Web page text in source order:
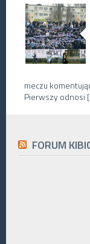
meczu
Pierwszy odnosi
FORUM